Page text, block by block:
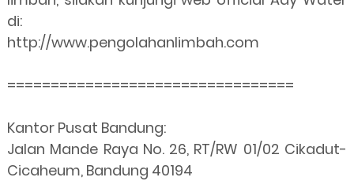
di:
http://www.pengolahanlimbah.com
=================================
Kantor Pusat Bandung:
Jalan Mande Raya No. 26, RT/RW 01/02 Cikadut-
Cicaheum, Bandung 40194